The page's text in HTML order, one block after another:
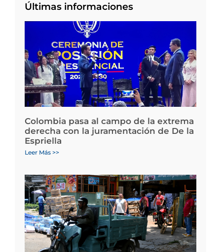
Últimas informaciones
Colombia pasa al campo de la extrema
derecha con la juramentación de De la
Espriella
Leer Más >>